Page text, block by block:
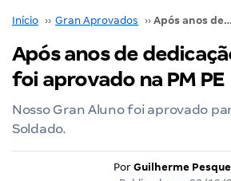
Início ›› Gran Aprovados ›› Após anos de dedicação Kauan W. foi aprovado na PM PE
Após anos de
foi aprovado na PM PE
Nosso Gran Aluno foi aprovado
Soldado.
Por Guilherme